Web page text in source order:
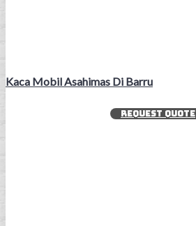
Kaca Mobil Asahimas Di Barru
REQUEST QUOTE